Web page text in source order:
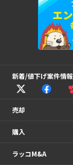
新着/値下げ案件情報
売却
購入
ラッコM&A